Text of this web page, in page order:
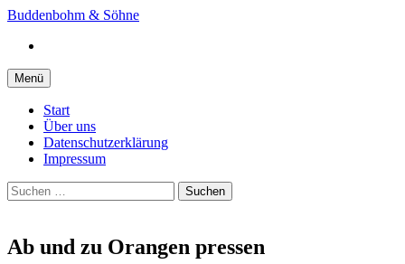
Springe
Inhalt
Buddenbohm & Söhne
Menü
Start
Über uns
Datenschutzerklärung
Impressum
Suchen
nach:
Ab und zu Orangen pressen